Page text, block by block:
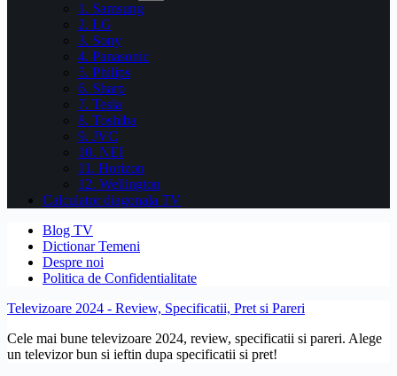
1. Samsung
2. LG
3. Sony
4. Panasonic
5. Philips
6. Sharp
7. Tesla
8. Toshiba
9. JVC
10. NEI
11. Horizon
12. Wellington
Calculator diagonala TV
Blog TV
Dictionar Temeni
Despre noi
Politica de Confidentialitate
Televizoare 2024 - Review, Specificatii, Pret si Pareri
Cele mai bune televizoare 2024, review, specificatii si pareri. Alege
un televizor bun si ieftin dupa specificatii si pret!